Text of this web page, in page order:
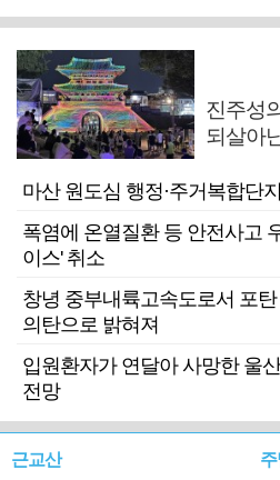
진주성
되살아
마산 원도심 행정·주거복합단
폭염에 온열질환 등 안전사고
이스' 취소
창녕 중부내륙고속도로서 포
의탄으로 밝혀져
입원환자가 연달아 사망한 울
전망
근교산